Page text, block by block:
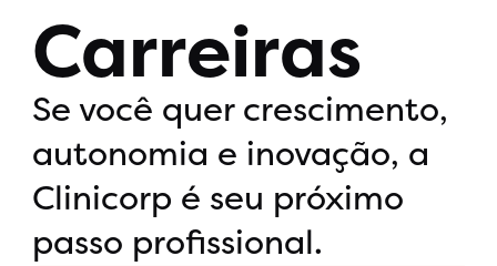
Carreiras
Se você quer crescimento,
autonomia e inovação, a
Clinicorp é seu próximo
passo profissional.